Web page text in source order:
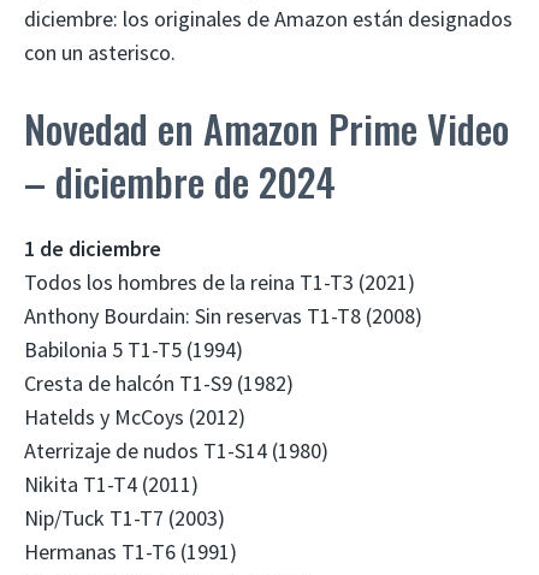
diciembre: los originales de Amazon están designados
con un asterisco.
Novedad en Amazon Prime Video
– diciembre de 2024
1 de diciembre
Todos los hombres de la reina T1-T3 (2021)
Anthony Bourdain: Sin reservas T1-T8 (2008)
Babilonia 5 T1-T5 (1994)
Cresta de halcón T1-S9 (1982)
Hatelds y McCoys (2012)
Aterrizaje de nudos T1-S14 (1980)
Nikita T1-T4 (2011)
Nip/Tuck T1-T7 (2003)
Hermanas T1-T6 (1991)